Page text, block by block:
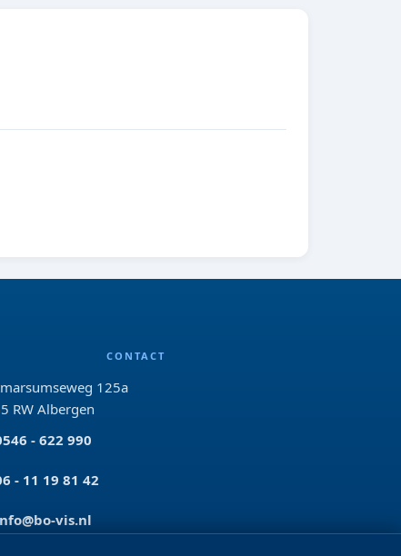
CONTACT
125a
RW Albergen
- 622 990
- 11 19 81 42
vis.nl